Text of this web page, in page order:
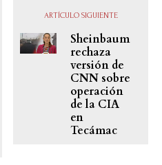
ARTÍCULO SIGUIENTE
Sheinbaum
rechaza
versión de
CNN sobre
operación
de la CIA
en
Tecámac